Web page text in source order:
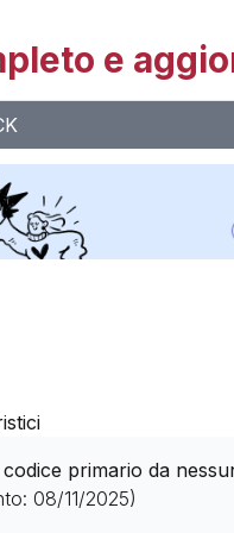
e
primario da
08/11/2025)